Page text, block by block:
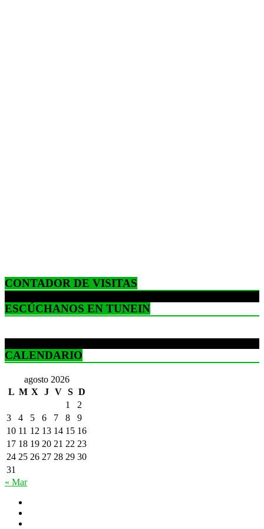
CONTADOR DE VISITAS
ESCÚCHANOS EN TUNEIN
CALENDARIO
agosto 2026
L M X J V S D
1
2
3
4 5 6 7 8
9
10 11 12 13 14 15 16
17 18 19 20 21 22 23
24 25 26 27 28 29 30
31
« Mar